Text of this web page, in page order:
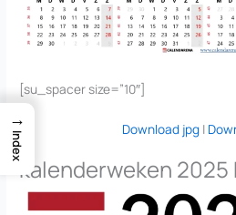
[su_spacer size=”10″]
Download jpg|
kalenderweken 2025
→
Index